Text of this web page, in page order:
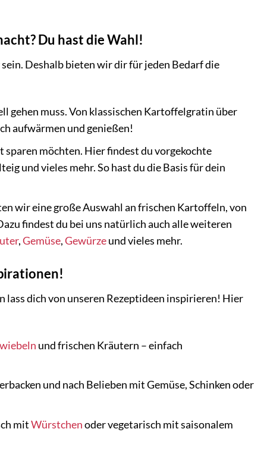
Du hast die Wahl!
Deshalb bieten wir dir für jeden Bedarf die
gehen muss. Von klassischen Kartoffelgratin über
aufwärmen und genießen!
sparen möchten. Hier findest du vorgekochte
und vieles mehr. So hast du die Basis für dein
wir eine große Auswahl an frischen Kartoffeln, von
findest du bei uns natürlich auch alle weiteren
,Gemüse,Gewürzeund vieles mehr.
lass dich von unseren Rezeptideen inspirieren! Hier
und frischen Kräutern – einfach
und nach Belieben mit Gemüse, Schinken oder
mitWürstchenoder vegetarisch mit saisonalem